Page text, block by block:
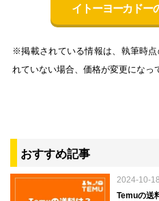
イトーヨーカドー
※掲載されている情報は、執筆時
れていない場合、価格が変更になっ
おすすめ記事
2024-10-18
Temuの送